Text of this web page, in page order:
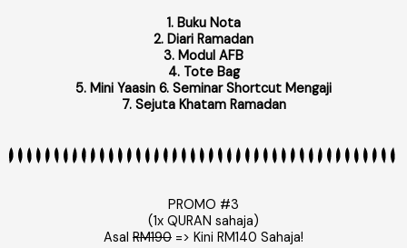
1. Buku Nota
2. Diari Ramadan
3. Modul AFB
4. Tote Bag
5. Mini Yaasin 6. Seminar Shortcut Mengaji
7. Sejuta Khatam Ramadan
PROMO #3
(1x QURAN sahaja)
Asal RM190 => Kini RM140 Sahaja!